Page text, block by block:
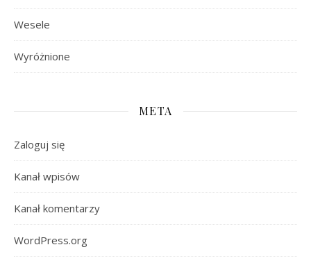
Wesele
Wyróżnione
META
Zaloguj się
Kanał wpisów
Kanał komentarzy
WordPress.org